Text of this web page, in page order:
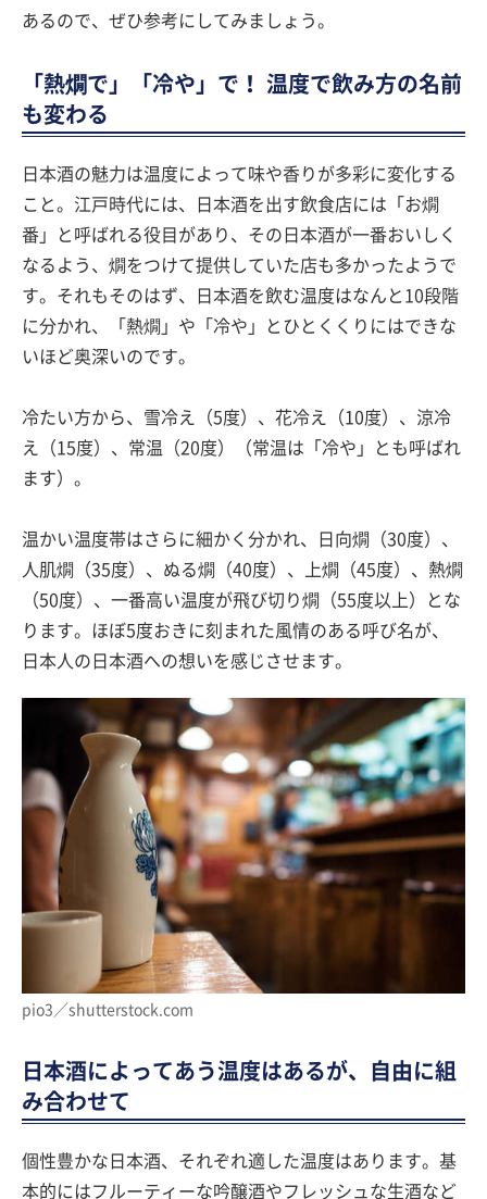
あるので、ぜひ参考にしてみましょう。
「熱燗で」「冷や」で！ 温度で飲み方の名前
も変わる
日本酒の魅力は温度によって味や香りが多彩に変化する
こと。江戸時代には、日本酒を出す飲食店には「お燗
番」と呼ばれる役目があり、その日本酒が一番おいしく
なるよう、燗をつけて提供していた店も多かったようで
す。それもそのはず、日本酒を飲む温度はなんと10段階
に分かれ、「熱燗」や「冷や」とひとくくりにはできな
いほど奥深いのです。
冷たい方から、雪冷え（5度）、花冷え（10度）、涼冷
え（15度）、常温（20度）（常温は「冷や」とも呼ばれ
ます）。
温かい温度帯はさらに細かく分かれ、日向燗（30度）、
人肌燗（35度）、ぬる燗（40度）、上燗（45度）、熱燗
（50度）、一番高い温度が飛び切り燗（55度以上）とな
ります。ほぼ5度おきに刻まれた風情のある呼び名が、
日本人の日本酒への想いを感じさせます。
pio3／shutterstock.com
日本酒によってあう温度はあるが、自由に組
み合わせて
個性豊かな日本酒、それぞれ適した温度はあります。基
本的にはフルーティーな吟醸酒やフレッシュな生酒など